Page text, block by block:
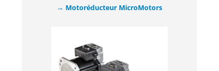
→ Motoréducteur MicroMotors